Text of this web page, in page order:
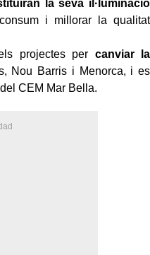
la seva il·luminació
i millorar la qualitat
projectes per canviar la
Nou Barris i Menorca, i es
CEM Mar Bella.